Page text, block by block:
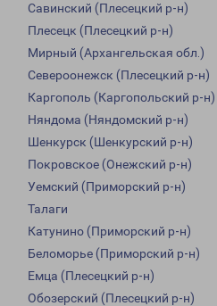
Савинский (Плесецкий р-н)
Плесецк (Плесецкий р-н)
Мирный (Архангельская обл.)
Североонежск (Плесецкий р-н)
Каргополь (Каргопольский р-н)
Няндома (Няндомский р-н)
Шенкурск (Шенкурский р-н)
Покровское (Онежский р-н)
Уемский (Приморский р-н)
Талаги
Катунино (Приморский р-н)
Беломорье (Приморский р-н)
Емца (Плесецкий р-н)
Обозерский (Плесецкий р-н)